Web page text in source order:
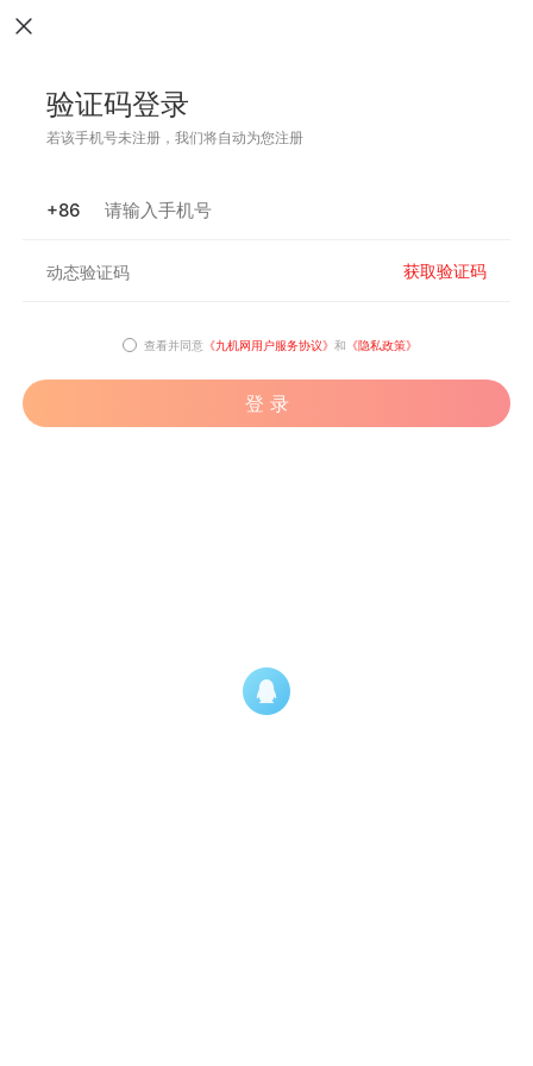
验证码登录
若该手机号未注册，我们将自动为您注册
+86
获取验证码
查看并同意 《九机网用户服务协议》 和 《隐私政策》
登 录